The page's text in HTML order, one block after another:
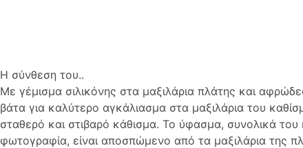
Η σύνθεση του..
Με γέμισμα σιλικόνης στα μαξιλάρια πλάτης και
βάτα για καλύτερο αγκάλιασμα στα μαξιλάρια του
σταθερό και στιβαρό κάθισμα. Το ύφασμα, συνολικά
φωτογραφία, είναι αποσπώμενο από τα μαξιλάρια της